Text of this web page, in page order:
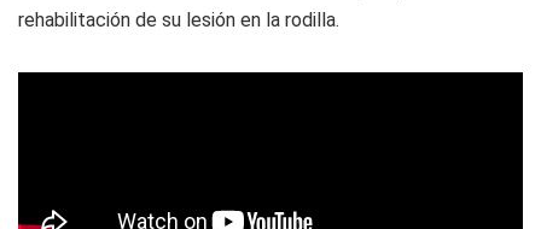
rehabilitación de su lesión en la rodilla.